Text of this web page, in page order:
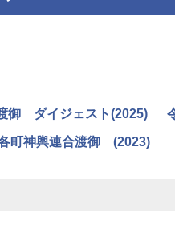
御 ダイジェスト(2025)
町神輿連合渡御 (2023)